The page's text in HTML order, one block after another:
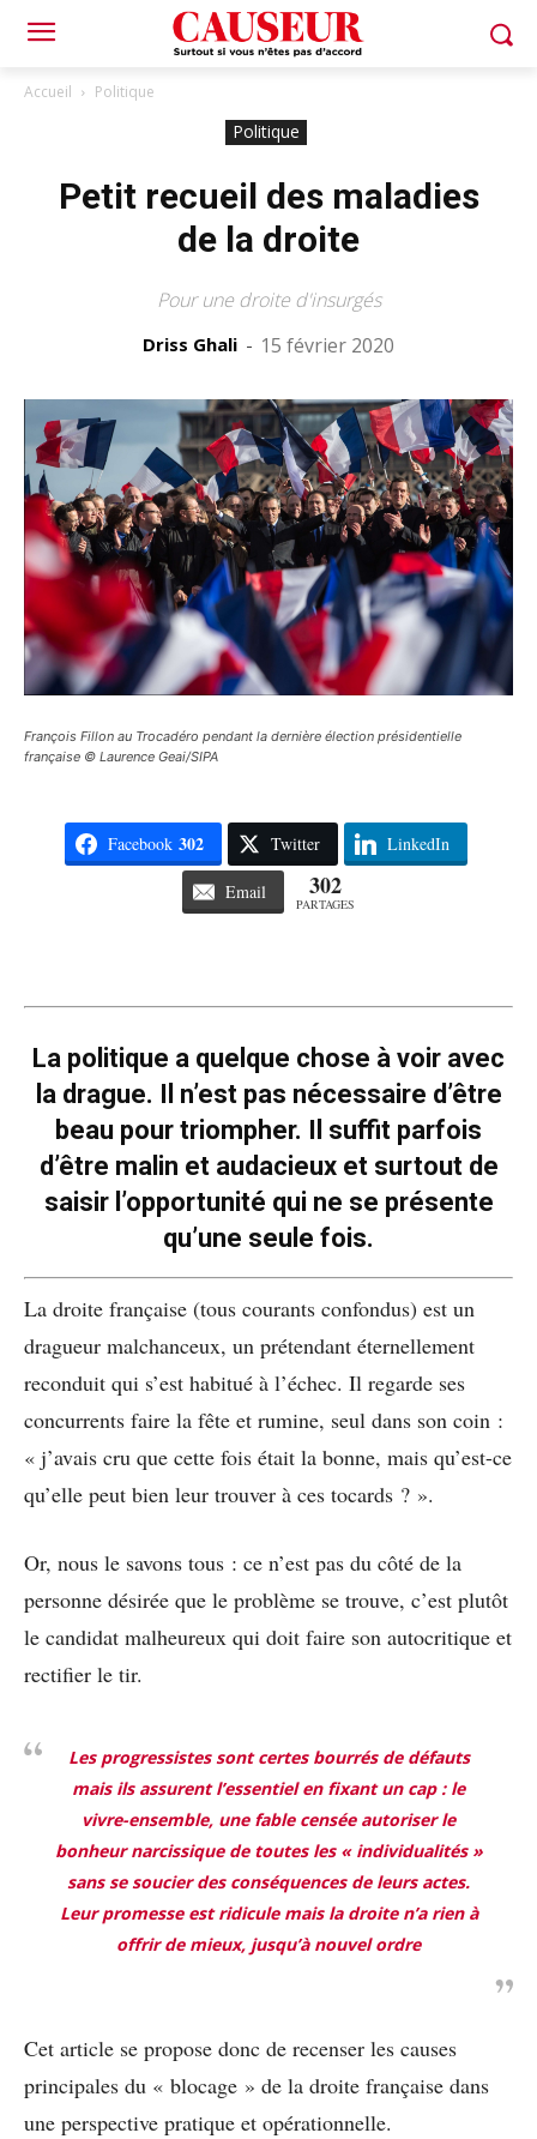
Accueil Politique
Politique
Petit recueil des maladies
de la droite
Pour une droite d'insurgés
Driss Ghali - 15 février 2020
François Fillon au Trocadéro pendant la dernière élection présidentielle
française © Laurence Geai/SIPA
Facebook 302 Twitter LinkedIn
Email 302
PARTAGES
La politique a quelque chose à voir avec
la drague. Il n’est pas nécessaire d’être
beau pour triompher. Il suffit parfois
d’être malin et audacieux et surtout de
saisir l’opportunité qui ne se présente
qu’une seule fois.
La droite française (tous courants confondus) est un
dragueur malchanceux, un prétendant éternellement
reconduit qui s’est habitué à l’échec. Il regarde ses
concurrents faire la fête et rumine, seul dans son coin :
« j’avais cru que cette fois était la bonne, mais qu’est-ce
qu’elle peut bien leur trouver à ces tocards ? ».
Or, nous le savons tous : ce n’est pas du côté de la
personne désirée que le problème se trouve, c’est plutôt
le candidat malheureux qui doit faire son autocritique et
rectifier le tir.
Les progressistes sont certes bourrés de défauts
mais ils assurent l’essentiel en fixant un cap : le
vivre-ensemble, une fable censée autoriser le
bonheur narcissique de toutes les « individualités »
sans se soucier des conséquences de leurs actes.
Leur promesse est ridicule mais la droite n’a rien à
offrir de mieux, jusqu’à nouvel ordre
Cet article se propose donc de recenser les causes
principales du « blocage » de la droite française dans
une perspective pratique et opérationnelle.